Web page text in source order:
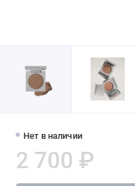
Нет в наличии
2 700 ₽